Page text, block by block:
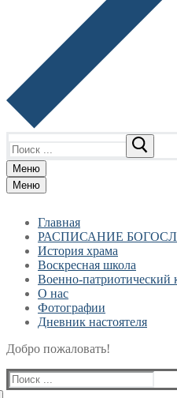
Меню
Меню
Главная
РАСПИСАНИЕ
История храма
Воскресная школа
Военно-
О нас
Фотографии
Дневник настоятеля
Добро пожаловать!
Найти: